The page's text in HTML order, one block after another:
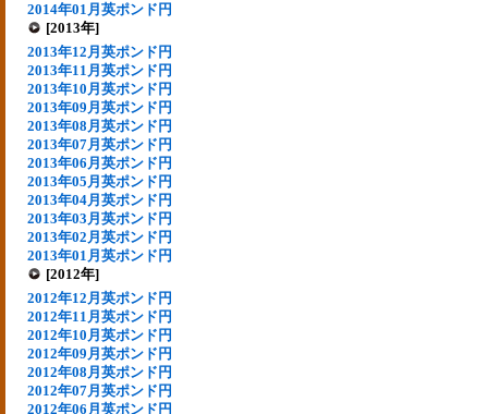
2014年01月英ポンド円
[2013年]
2013年12月英ポンド円
2013年11月英ポンド円
2013年10月英ポンド円
2013年09月英ポンド円
2013年08月英ポンド円
2013年07月英ポンド円
2013年06月英ポンド円
2013年05月英ポンド円
2013年04月英ポンド円
2013年03月英ポンド円
2013年02月英ポンド円
2013年01月英ポンド円
[2012年]
2012年12月英ポンド円
2012年11月英ポンド円
2012年10月英ポンド円
2012年09月英ポンド円
2012年08月英ポンド円
2012年07月英ポンド円
2012年06月英ポンド円